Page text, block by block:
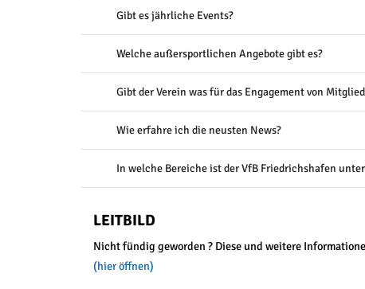
Gibt es jährliche Events?
Welche außersportlichen Angebote gibt es?
Gibt der Verein was für das Engagement von
Wie erfahre ich die neusten News?
In welche Bereiche ist der VfB Friedrichshafen
LEITBILD
Nicht fündig geworden ? Diese und weitere
(hier öffnen)